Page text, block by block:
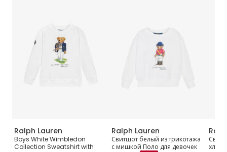
Ralph Lauren
Boys White Wimbledon
Collection Sweatshirt with
Ralph Lauren
Свитшот белый из трикотажа
с мишкой Поло для девочек